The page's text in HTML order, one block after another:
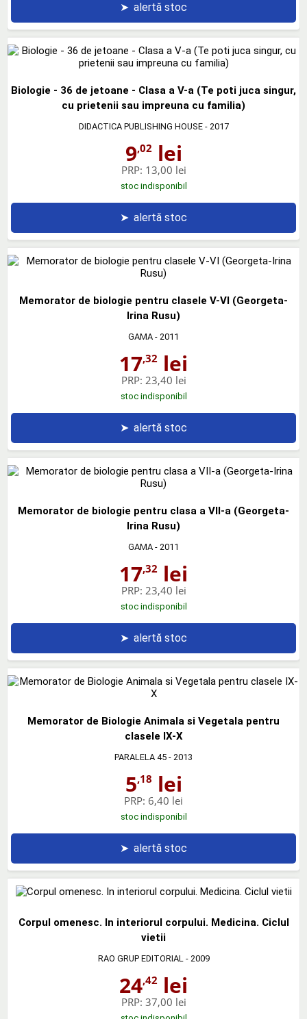
➤ alertă stoc
Biologie - 36 de jetoane - Clasa a V-a (Te poti juca singur,
cu prietenii sau impreuna cu familia)
DIDACTICA PUBLISHING HOUSE- 2017
9,02lei
PRP: 13,00 lei
stoc indisponibil
➤ alertă stoc
Memorator de biologie pentru clasele V-VI (Georgeta-
Irina Rusu)
GAMA - 2011
17,32 lei
PRP: 23,40 lei
stoc indisponibil
➤ alertă stoc
Memorator de biologie pentru clasa a VII-a (Georgeta-
Irina Rusu)
GAMA - 2011
17,32 lei
PRP: 23,40 lei
stoc indisponibil
➤ alertă stoc
Memorator de Biologie Animala si Vegetala pentru
clasele IX-X
PARALELA 45 - 2013
5,18 lei
PRP: 6,40 lei
stoc indisponibil
➤ alertă stoc
Corpul omenesc. In interiorul corpului. Medicina. Ciclul
vietii
RAO GRUP EDITORIAL- 2009
24,42 lei
PRP: 37,00 lei